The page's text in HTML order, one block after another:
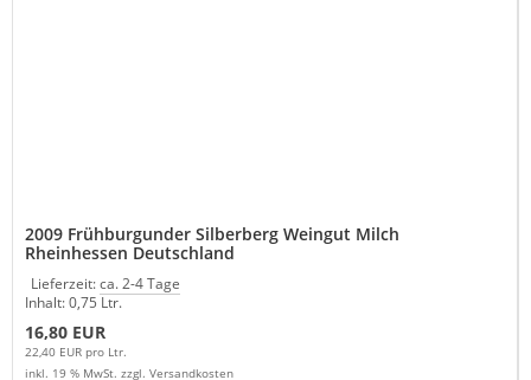
2009 Frühburgunder Silberberg Weingut Milch
Rheinhessen Deutschland
Lieferzeit:ca. 2-4 Tage
Inhalt: 0,75 Ltr.
16,80 EUR
22,40 EUR pro Ltr.
inkl. 19 % MwSt. zzgl. Versandkosten